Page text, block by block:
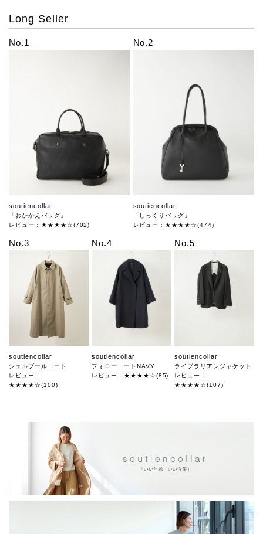
Long Seller
No.1
soutiencollar
「おかかえバッグ」
レビュー：★★★★☆(702)
No.2
soutiencollar
「しっくりバッグ」
レビュー：★★★★☆(474)
No.3
soutiencollar
シェルブールコート
レビュー：
★★★★☆(100)
No.4
soutiencollar
フォローコートNAVY
レビュー：★★★★☆(85)
No.5
soutiencollar
ライブラリアンジャケット
レビュー：
★★★★☆(107)